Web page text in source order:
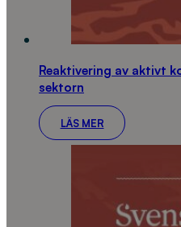
Reaktivering av aktivt
sektorn
LÄS MER